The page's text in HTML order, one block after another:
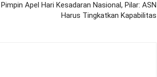
Pimpin Apel Hari Kesadaran Nasional, Pilar: ASN
Harus Tingkatkan Kapabilitas